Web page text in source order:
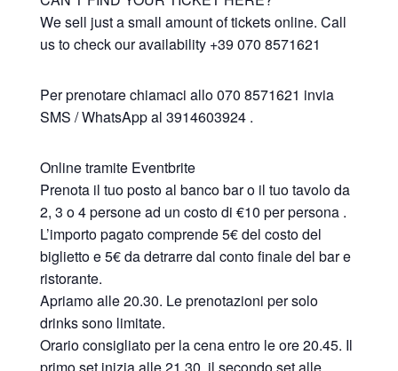
We sell just a small amount of tickets online. Call
us to check our availability +39 070 8571621
Per prenotare chiamaci allo 070 8571621 invia
SMS / WhatsApp al 3914603924 .
Online tramite Eventbrite
Prenota il tuo posto al banco bar o il tuo tavolo da
2, 3 o 4 persone ad un costo di €10 per persona .
L’importo pagato comprende 5€ del costo del
biglietto e 5€ da detrarre dal conto finale del bar e
ristorante.
Apriamo alle 20.30. Le prenotazioni per solo
drinks sono limitate.
Orario consigliato per la cena entro le ore 20.45. Il